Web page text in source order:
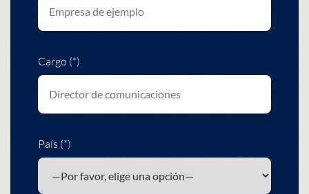
Cargo (*)
País (*)